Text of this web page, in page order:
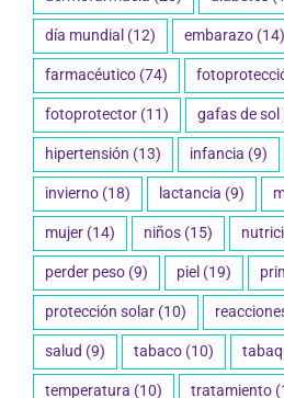
día mundial (12) embarazo (14)
farmacéutico (74)
fotoprotector (11) gafas de sol
hipertensión (13) infancia (9)
invierno (18) lactancia (9)
mujer (14) niños (15)
perder peso (9) piel (19)
protección solar (10)
salud (9) tabaco (10)
temperatura (10) tratamiento